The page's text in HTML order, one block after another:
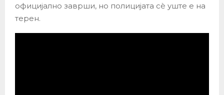
официјално заврши, но полицијата сè уште е на
терен.